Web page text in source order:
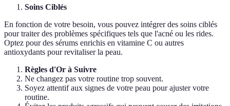
Soins Ciblés
En fonction de votre besoin, vous pouvez intégrer des soins ciblés
pour traiter des problèmes spécifiques tels que l'acné ou les rides.
Optez pour des sérums enrichis en vitamine C ou autres
antioxydants pour revitaliser la peau.
Règles d'Or à Suivre
Ne changez pas votre routine trop souvent.
Soyez attentif aux signes de votre peau pour ajuster votre
routine.